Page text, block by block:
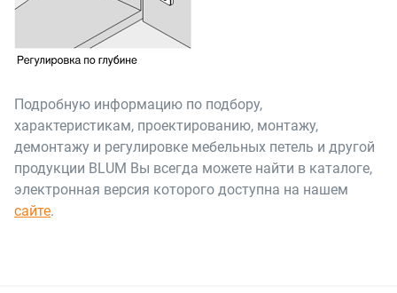
Подробную информацию по подбору,
характеристикам, проектированию, монтажу,
демонтажу и регулировке мебельных петель и другой
продукции BLUM Вы всегда можете найти в каталоге,
электронная версия которого доступна на нашем
сайте.